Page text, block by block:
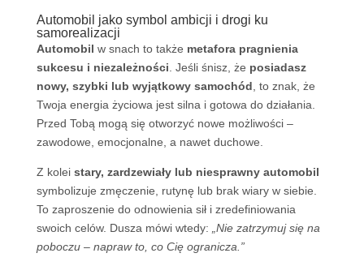
Automobil jako symbol ambicji i drogi ku
samorealizacji
Automobil w snach to także metafora pragnienia
sukcesu i niezależności . Jeśli śnisz, że posiadasz
nowy, szybki lub wyjątkowy samochód , to znak, że
Twoja energia życiowa jest silna i gotowa do działania.
Przed Tobą mogą się otworzyć nowe możliwości –
zawodowe, emocjonalne, a nawet duchowe.
Z kolei stary, zardzewiały lub niesprawny automobil
symbolizuje zmęczenie, rutynę lub brak wiary w siebie.
To zaproszenie do odnowienia sił i zredefiniowania
swoich celów. Dusza mówi wtedy:
„Nie zatrzymuj się na
poboczu – napraw to, co Cię ogranicza.”